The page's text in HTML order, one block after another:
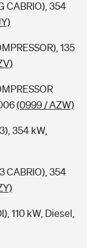
CABRIO), 354
135
(0999 / AZW)
354 kW,
CABRIO), 354
110 kW, Diesel,